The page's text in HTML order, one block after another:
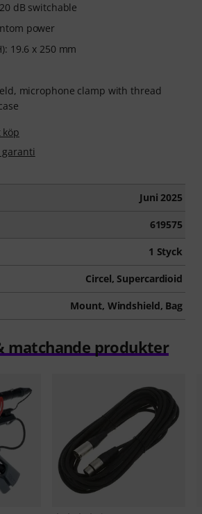
dB switchable
power
19.6 x 250 mm
microphone clamp with thread
köp
garanti
Juni 2025
619575
1 Styck
Circel, Supercardioid
Mount, Windshield, Bag
matchande produkter